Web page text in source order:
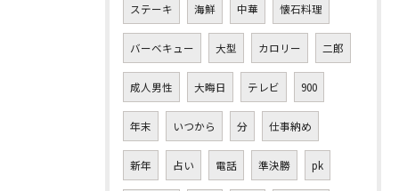
ステーキ 海鮮 中華 懐石料理
バーベキュー 大型 カロリー 二郎
成人男性 大晦日 テレビ 900
年末 いつから 分 仕事納め
新年 占い 電話 準決勝 pk